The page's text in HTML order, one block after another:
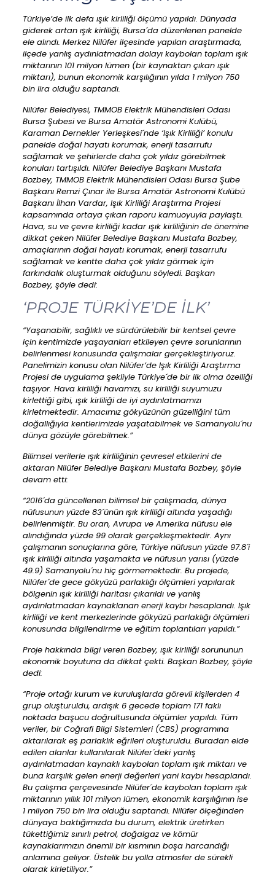
Türkiye’de ilk defa ışık kirliliği ölçümü yapıldı. Dünyada
giderek artan ışık kirliliği, Bursa´da düzenlenen panelde
ele alındı. Merkez Nilüfer ilçesinde yapılan araştırmada,
ilçede yanlış aydınlatmadan dolayı kaybolan toplam ışık
miktarının 101 milyon lümen (bir kaynaktan çıkan ışık
miktarı), bunun ekonomik karşılığının yılda 1 milyon 750
bin lira olduğu saptandı.
Nilüfer Belediyesi, TMMOB Elektrik Mühendisleri Odası
Bursa Şubesi ve Bursa Amatör Astronomi Kulübü,
Karaman Dernekler Yerleşkesi´nde ‘Işık Kirliliği’ konulu
panelde doğal hayatı korumak, enerji tasarrufu
sağlamak ve şehirlerde daha çok yıldız görebilmek
konuları tartışıldı. Nilüfer Belediye Başkanı Mustafa
Bozbey, TMMOB Elektrik Mühendisleri Odası Bursa Şube
Başkanı Remzi Çınar ile Bursa Amatör Astronomi Kulübü
Başkanı İlhan Vardar, Işık Kirliliği Araştırma Projesi
kapsamında ortaya çıkan raporu kamuoyuyla paylaştı.
Hava, su ve çevre kirliliği kadar ışık kirliliğinin de önemine
dikkat çeken Nilüfer Belediye Başkanı Mustafa Bozbey,
amaçlarının doğal hayatı korumak, enerji tasarrufu
sağlamak ve kentte daha çok yıldız görmek için
farkındalık oluşturmak olduğunu söyledi. Başkan
Bozbey, şöyle dedi:
‘PROJE TÜRKİYE’DE İLK’
“Yaşanabilir, sağlıklı ve sürdürülebilir bir kentsel çevre
için kentimizde yaşayanları etkileyen çevre sorunlarının
belirlenmesi konusunda çalışmalar gerçekleştiriyoruz.
Panelimizin konusu olan Nilüfer’de Işık Kirliliği Araştırma
Projesi de uygulama şekliyle Türkiye´de bir ilk olma özelliği
taşıyor. Hava kirliliği havamızı, su kirliliği suyumuzu
kirlettiği gibi, ışık kirliliği de iyi aydınlatmamızı
kirletmektedir. Amacımız gökyüzünün güzelliğini tüm
doğallığıyla kentlerimizde yaşatabilmek ve Samanyolu´nu
dünya gözüyle görebilmek.”
Bilimsel verilerle ışık kirliliğinin çevresel etkilerini de
aktaran Nilüfer Belediye Başkanı Mustafa Bozbey, şöyle
devam etti:
“2016´da güncellenen bilimsel bir çalışmada, dünya
nüfusunun yüzde 83´ünün ışık kirliliği altında yaşadığı
belirlenmiştir. Bu oran, Avrupa ve Amerika nüfusu ele
alındığında yüzde 99 olarak gerçekleşmektedir. Aynı
çalışmanın sonuçlarına göre, Türkiye nüfusun yüzde 97.8´i
ışık kirliliği altında yaşamakta ve nüfusun yarısı (yüzde
49.9) Samanyolu´nu hiç görmemektedir. Bu projede,
Nilüfer´de gece gökyüzü parlaklığı ölçümleri yapılarak
bölgenin ışık kirliliği haritası çıkarıldı ve yanlış
aydınlatmadan kaynaklanan enerji kaybı hesaplandı. Işık
kirliliği ve kent merkezlerinde gökyüzü parlaklığı ölçümleri
konusunda bilgilendirme ve eğitim toplantıları yapıldı.”
Proje hakkında bilgi veren Bozbey, ışık kirliliği sorununun
ekonomik boyutuna da dikkat çekti. Başkan Bozbey, şöyle
dedi:
“Proje ortağı kurum ve kuruluşlarda görevli kişilerden 4
grup oluşturuldu, ardışık 6 gecede toplam 171 faklı
noktada başucu doğrultusunda ölçümler yapıldı. Tüm
veriler, bir Coğrafi Bilgi Sistemleri (CBS) programına
aktarılarak eş parlaklık eğrileri oluşturuldu. Buradan elde
edilen alanlar kullanılarak Nilüfer´deki yanlış
aydınlatmadan kaynaklı kaybolan toplam ışık miktarı ve
buna karşılık gelen enerji değerleri yani kaybı hesaplandı.
Bu çalışma çerçevesinde Nilüfer´de kaybolan toplam ışık
miktarının yıllık 101 milyon lümen, ekonomik karşılığının ise
1 milyon 750 bin lira olduğu saptandı. Nilüfer ölçeğinden
dünyaya baktığımızda bu durum, elektrik üretirken
tükettiğimiz sınırlı petrol, doğalgaz ve kömür
kaynaklarımızın önemli bir kısmının boşa harcandığı
anlamına geliyor. Üstelik bu yolla atmosfer de sürekli
olarak kirletiliyor.”